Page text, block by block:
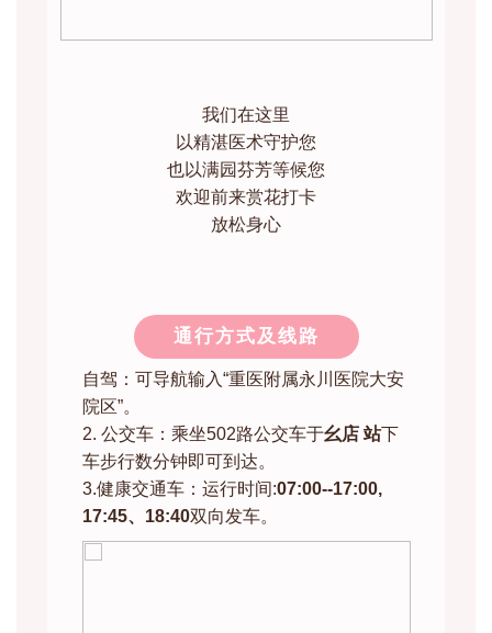
我们在这里
以精湛医术守护您
也以满园芬芳等候您
欢迎前来赏花打卡
放松身心
通行方式及线路
自驾：可导航输入“重医附属永川医院大安
院区”。
2. 公交车：乘坐502路公交车于幺店 站下
车步行数分钟即可到达。
3.健康交通车：运行时间:07:00--17:00,
17:45、18:40双向发车。